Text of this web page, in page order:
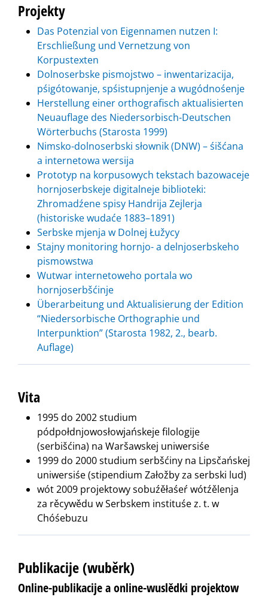
Projekty
Das Potenzial von Eigennamen nutzen I:
Erschließung und Vernetzung von
Korpustexten
Dolnoserbske pismojstwo – inwentarizacija,
pśigótowanje, spśistupnjenje a wugódnośenje
Herstellung einer orthografisch aktualisierten
Neuauflage des Niedersorbisch-Deutschen
Wörterbuchs (Starosta 1999)
Nimsko-dolnoserbski słownik (DNW) – śišćana
a internetowa wersija
Prototyp na korpusowych tekstach bazowaceje
hornjoserbskeje digitalneje biblioteki:
Zhromadźene spisy Handrija Zejlerja
(historiske wudaće 1883–1891)
Serbske mjenja w Dolnej Łužycy
Stajny monitoring hornjo- a delnjoserbskeho
pismowstwa
Wutwar internetoweho portala wo
hornjoserbšćinje
Überarbeitung und Aktualisierung der Edition
“Niedersorbische Orthographie und
Interpunktion” (Starosta 1982, 2., bearb.
Auflage)
Vita
1995 do 2002 studium
pódpołdnjowosłowjańskeje filologije
(serbišćina) na Waršawskej uniwersiśe
1999 do 2000 studium serbšćiny na Lipsčańskej
uniwersiśe (stipendium Załožby za serbski lud)
wót 2009 projektowy sobuźěłaśeŕ wótźělenja
za rěcywědu w Serbskem instituśe z. t. w
Chóśebuzu
Publikacije (wuběrk)
Online-publikacije a online-wuslědki projektow